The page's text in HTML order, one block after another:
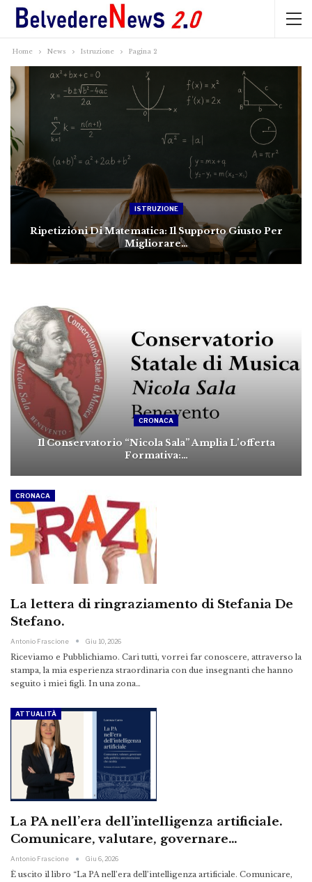
Home News Istruzione Pagina 2
ISTRUZIONE
Ripetizioni Di Matematica: Il Supporto Giusto Per
Migliorare…
CRONACA
Il Conservatorio “Nicola Sala” Amplia L’offerta
Formativa:…
CRONACA
La lettera di ringraziamento di Stefania De
Stefano.
Antonio Frascione Giu 10, 2026
Riceviamo e Pubblichiamo. Cari tutti, vorrei far conoscere, attraverso la
stampa, la mia esperienza straordinaria con due insegnanti che hanno
seguito i miei figli. In una zona…
ATTUALITÀ
La PA nell’era dell’intelligenza artificiale.
Comunicare, valutare, governare…
Antonio Frascione Giu 6, 2026
È uscito il libro “La PA nell’era dell’intelligenza artificiale. Comunicare,